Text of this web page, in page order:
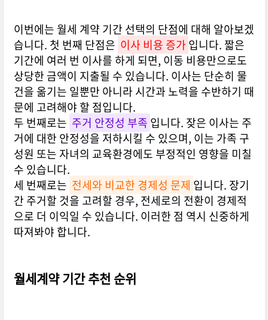
이번에는 월세 계약 기간 선택의 단점에 대해 알아보겠
습니다. 첫 번째 단점은 이사 비용 증가 입니다. 짧은
기간에 여러 번 이사를 하게 되면, 이동 비용만으로도
상당한 금액이 지출될 수 있습니다. 이사는 단순히 물
건을 옮기는 일뿐만 아니라 시간과 노력을 수반하기 때
문에 고려해야 할 점입니다.
두 번째로는 주거 안정성 부족 입니다. 잦은 이사는 주
거에 대한 안정성을 저하시킬 수 있으며, 이는 가족 구
성원 또는 자녀의 교육환경에도 부정적인 영향을 미칠
수 있습니다.
세 번째로는 전세와 비교한 경제성 문제 입니다. 장기
간 주거할 것을 고려할 경우, 전세로의 전환이 경제적
으로 더 이익일 수 있습니다. 이러한 점 역시 신중하게
따져봐야 합니다.
월세계약 기간 추천 순위